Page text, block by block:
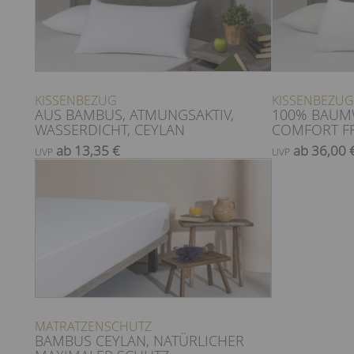
KISSENBEZUG
AUS BAMBUS, ATMUNGSAKTIV,
WASSERDICHT, CEYLAN
UVP ab 13,35 €
KISSENBEZUG
100%
COMFORT
UVP ab 36,00
MATRATZENSCHUTZ
BAMBUS CEYLAN, NATÜRLICHER